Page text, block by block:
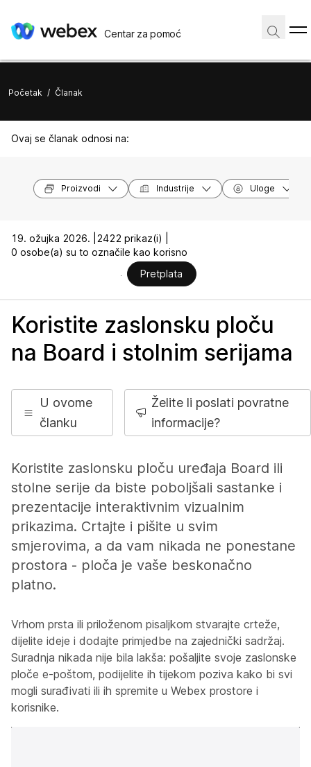
Centar za pomoć
Početak / Članak
Ovaj se članak odnosi na:
Proizvodi Industrije Uloge
19. ožujka 2026. |
2422 prikaz(i) |
0 osobe(a) su to označile kao korisno
Pretplata
Koristite zaslonsku ploču
na Board i stolnim serijama
U ovome
članku
Želite li poslati povratne
informacije?
Koristite zaslonsku ploču uređaja Board ili
stolne serije da biste poboljšali sastanke i
prezentacije interaktivnim vizualnim
prikazima. Crtajte i pišite u svim
smjerovima, a da vam nikada ne ponestane
prostora - ploča je vaše beskonačno
platno.
Vrhom prsta ili priloženom pisaljkom stvarajte crteže,
dijelite ideje i dodajte primjedbe na zajednički sadržaj.
Suradnja nikada nije bila lakša: pošaljite svoje zaslonske
ploče e-poštom, podijelite ih tijekom poziva kako bi svi
mogli surađivati ili ih spremite u Webex prostore i
korisnike.